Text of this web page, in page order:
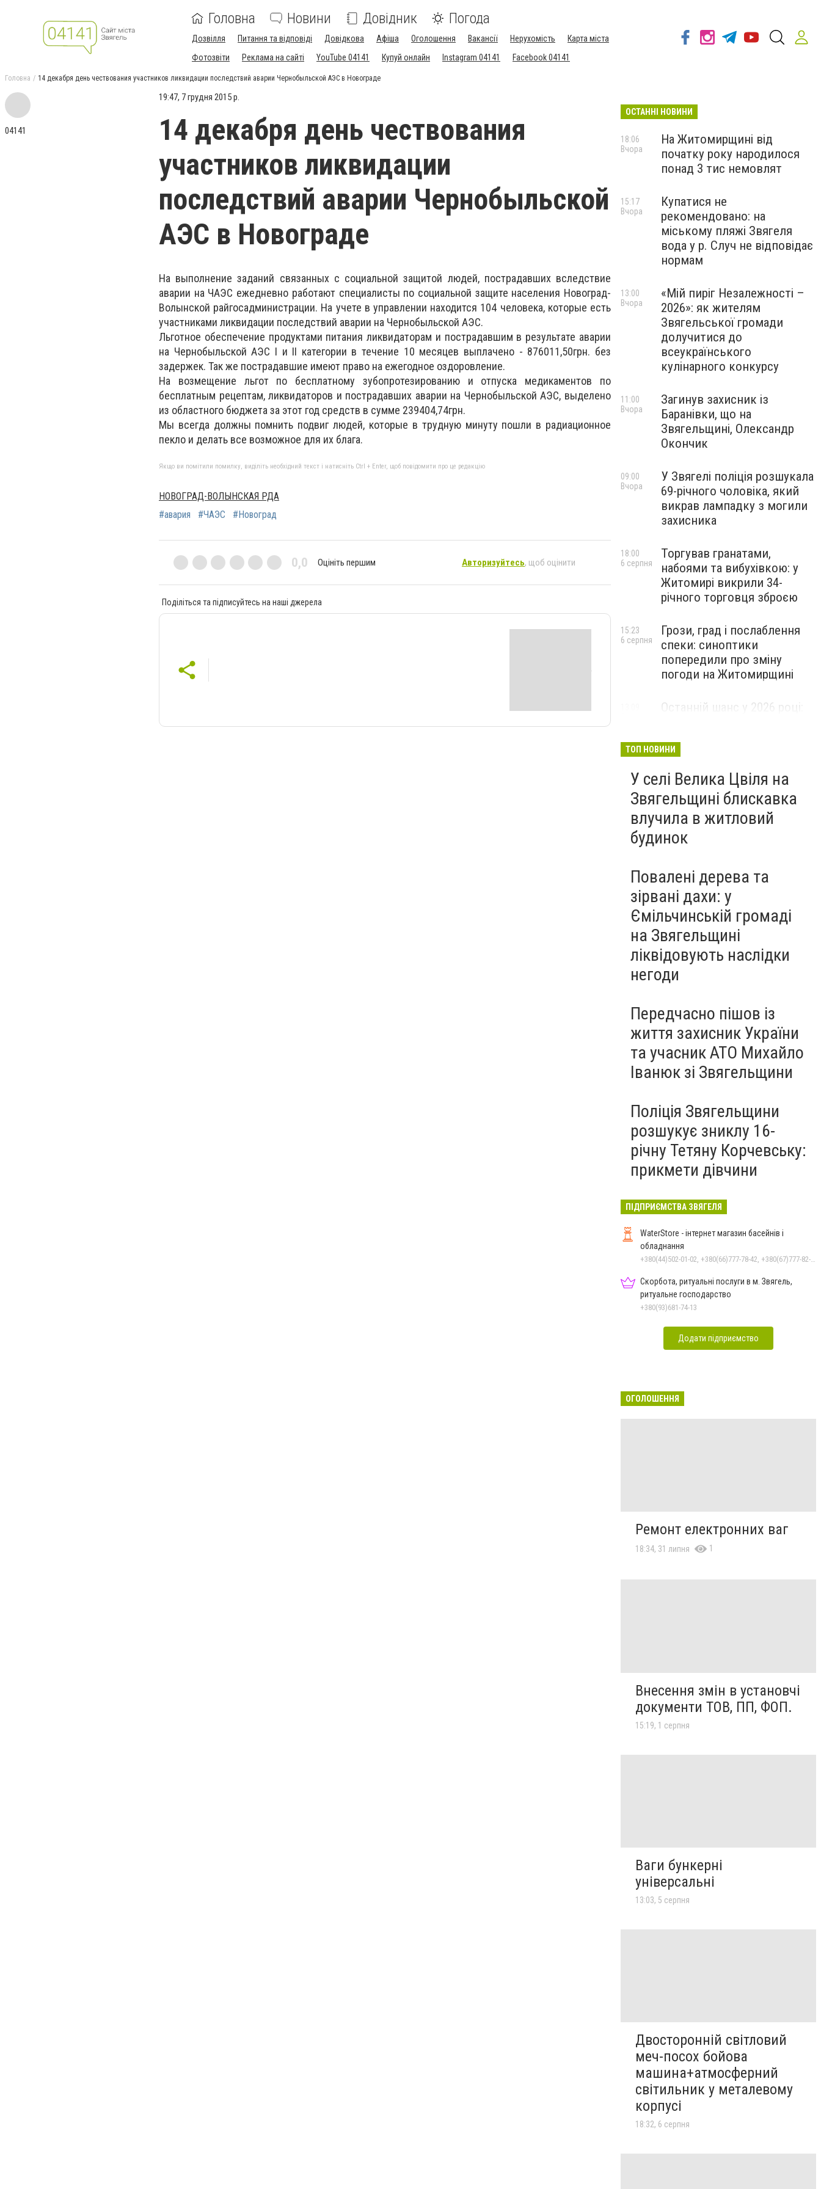
Головна Новини Довідник Погода
Дозвілля Питання та відповіді Довідкова Афіша Оголошення Вакансії Нерухомість
Карта міста
Фотозвіти
Реклама на сайті YouTube 04141 Купуй онлайн Instagram 04141 Facebook 04141
Головна 14 декабря день чествования участников ликвидации последствий аварии Чернобыльской АЭС в Новограде
04141
19:47, 7 грудня 2015 р.
14 декабря день чествования
участников ликвидации
последствий аварии Чернобыльской
АЭС в Новограде
На выполнение заданий связанных с социальной защитой людей, пострадавших вследствие
аварии на ЧАЭС ежедневно работают специалисты по социальной защите населения Новоград-
Волынской райгосадминистрации. На учете в управлении находится 104 человека, которые есть
участниками ликвидации последствий аварии на Чернобыльской АЭС.
Льготное обеспечение продуктами питания ликвидаторам и пострадавшим в результате аварии
на Чернобыльской АЭС I и II категории в течение 10 месяцев выплачено - 876011,50грн. без
задержек. Так же пострадавшие имеют право на ежегодное оздоровление.
На возмещение льгот по бесплатному зубопротезированию и отпуска медикаментов по
бесплатным рецептам, ликвидаторов и пострадавших аварии на Чернобыльской АЭС, выделено
из областного бюджета за этот год средств в сумме 239404,74грн.
Мы всегда должны помнить подвиг людей, которые в трудную минуту пошли в радиационное
пекло и делать все возможное для их блага.
Якщо ви помітили помилку, виділіть необхідний текст і натисніть Ctrl + Enter, щоб повідомити про це редакцію
НОВОГРАД-ВОЛЫНСКАЯ РДА
#авария
#ЧАЭС #Новоград
0,0 Оцініть першим Авторизуйтесь, щоб оцінити
Поділіться та підписуйтесь на наші джерела
ОСТАННІ НОВИНИ
На Житомирщині від
початку року народилося
понад 3 тис немовлят
18:06
Вчора
Купатися не
рекомендовано: на
міському пляжі Звягеля
вода у р. Случ не відповідає
нормам
15:17
Вчора
«Мій пиріг Незалежності –
2026»: як жителям
Звягельської громади
долучитися до
всеукраїнського
кулінарного конкурсу
13:00
Вчора
Загинув захисник із
Баранівки, що на
Звягельщині, Олександр
Окончик
11:00
Вчора
У Звягелі поліція розшукала
69-річного чоловіка, який
викрав лампадку з могили
захисника
09:00
Вчора
Торгував гранатами,
набоями та вибухівкою: у
Житомирі викрили 34-
річного торговця зброєю
18:00
6 серпня
Грози, град і послаблення
спеки: синоптики
попередили про зміну
погоди на Житомирщині
15:23
6 серпня
Останній шанс у 2026 році:
майбутніх водійок автобусів
ТОП НОВИНИ
У селі Велика Цвіля на
Звягельщині блискавка
влучила в житловий
будинок
Повалені дерева та
зірвані дахи: у
Ємільчинській громаді
на Звягельщині
ліквідовують наслідки
негоди
Передчасно пішов із
життя захисник України
та учасник АТО Михайло
Іванюк зі Звягельщини
Поліція Звягельщини
розшукує зниклу 16-
річну Тетяну Корчевську:
прикмети дівчини
ПІДПРИЄМСТВА ЗВЯГЕЛЯ
WaterStore - інтернет магазин басейнів і
обладнання
+380(44)502-01-02, +380(66)777-78-42, +380(67)777-82-19, +380(67)890-80-80, +380(73)890-80-80, +380(44)502-01-03
Скорбота, ритуальні послуги в м. Звягель,
ритуальне господарство
+380(93)681-74-13
Додати підприємство
ОГОЛОШЕННЯ
Ремонт електронних ваг
18:34, 31 липня 1
Внесення змін в установчі
документи ТОВ, ПП, ФОП.
15:19, 1 серпня
Ваги бункерні
універсальні
13:03, 5 серпня
Двосторонній світловий
меч-посох бойова
машина+атмосферний
світильник у металевому
корпусі
18:32, 6 серпня